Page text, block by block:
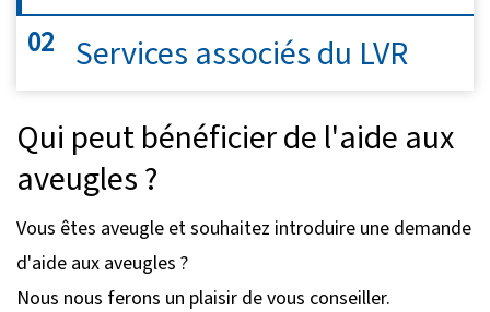
Services associés du LVR
Qui peut bénéficier de l'aide aux
aveugles ?
Vous êtes aveugle et souhaitez introduire une demande
d'aide aux aveugles ?
Nous nous ferons un plaisir de vous conseiller.